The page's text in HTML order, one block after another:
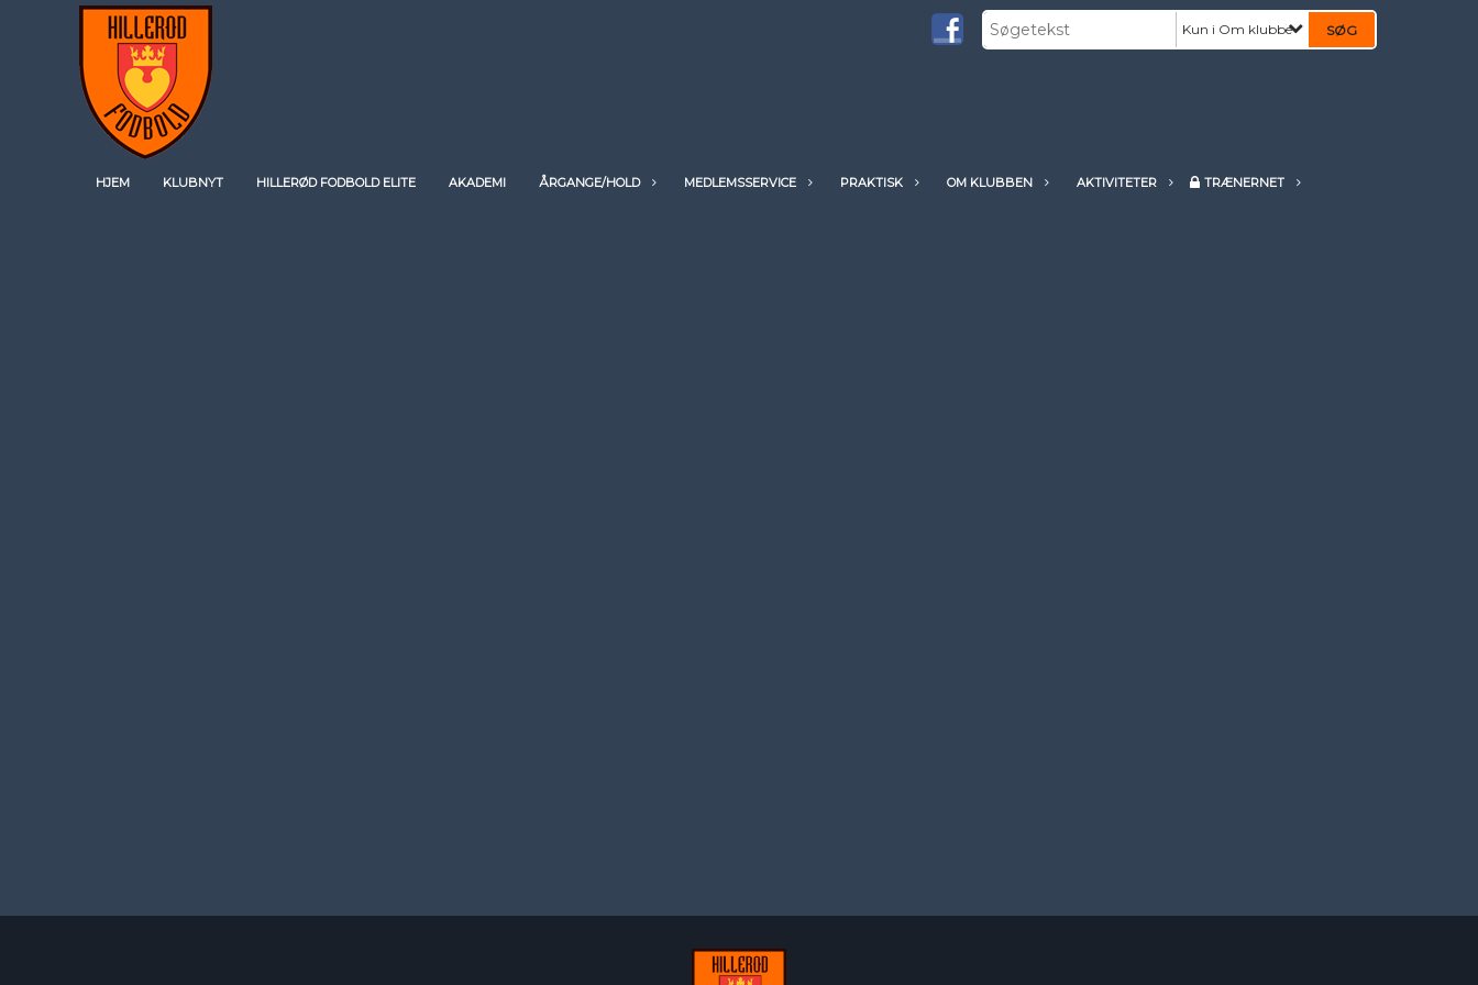
Kun i Om klubben
HJEM KLUBNYT HILLERØD FODBOLD ELITE AKADEMI ÅRGANGE/HOLD MEDLEMSSERVICE PRAKTISK OM KLUBBEN AKTIVITETER TRÆNERNET